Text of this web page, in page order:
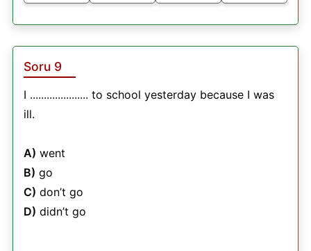
Soru 9
I ..................... to school yesterday because I was
ill.
A) went
B) go
C) don’t go
D) didn’t go